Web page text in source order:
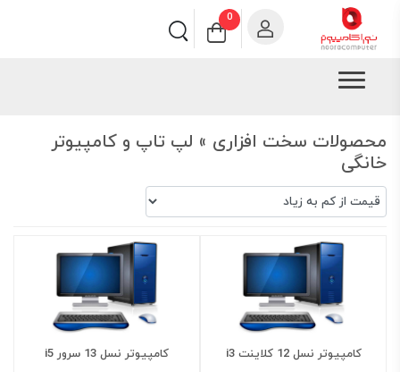
0
محصولات سخت افزاری » لپ تاپ و کامپیوتر
خانگی
کامپیوتر نسل 12 کلاینت i3 کامپیوتر نسل 13 سرور i5